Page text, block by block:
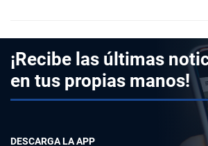
¡Recibe las últimas
en tus propias manos!
DESCARGA LA APP